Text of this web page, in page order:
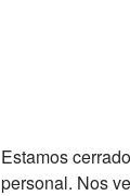
Estamos
personal. Nos